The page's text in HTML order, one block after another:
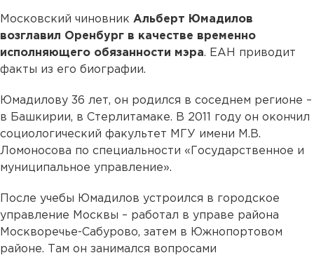
Московский чиновник Альберт Юмадилов
возглавил Оренбург в качестве временно
исполняющего обязанности мэра. ЕАН приводит
факты из его биографии.
Юмадилову 36 лет, он родился в соседнем регионе –
в Башкирии, в Стерлитамаке. В 2011 году он окончил
социологический факультет МГУ имени М.В.
Ломоносова по специальности «Государственное и
муниципальное управление».
После учебы Юмадилов устроился в городское
управление Москвы – работал в управе района
Москворечье-Сабурово, затем в Южнопортовом
районе. Там он занимался вопросами